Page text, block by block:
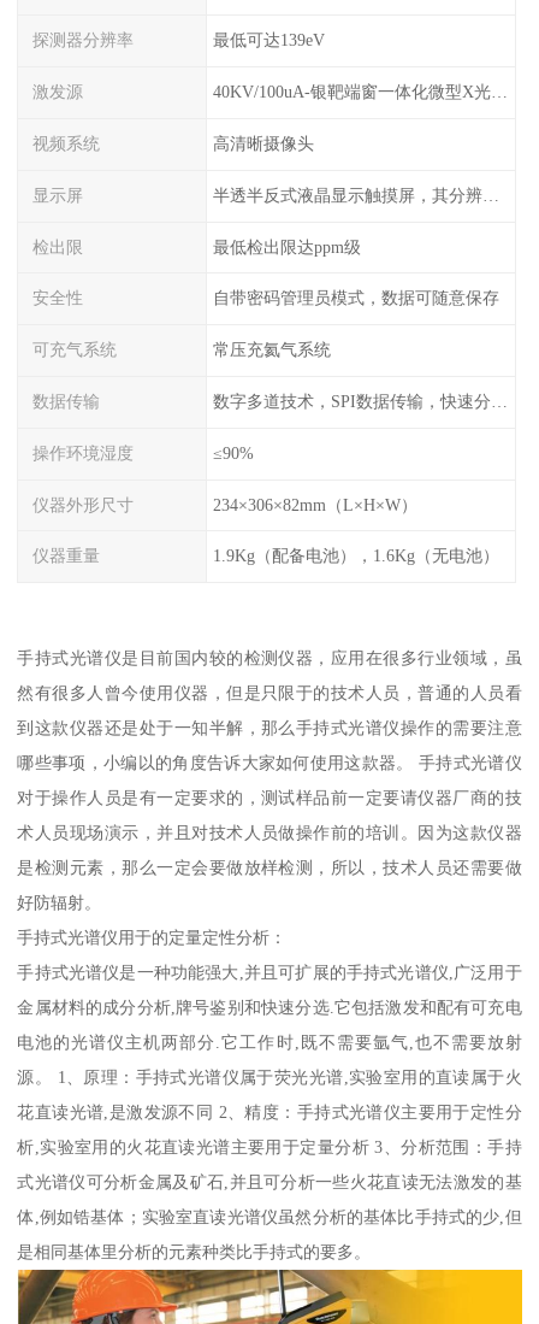
探测器分辨率 最低可达139eV
激发源 40KV/100uA-银靶端窗一体化微型X光管及高压电源
视频系统 高清晰摄像头
显示屏 半透半反式液晶显示触摸屏，其分辨率是640*480
检出限 最低检出限达ppm级
安全性 自带密码管理员模式，数据可随意保存
可充气系统 常压充氦气系统
数据传输
操作环境湿度 ≤90%
仪器外形尺寸 234×306×82mm（L×H×W）
仪器重量 1.9Kg（配备电池），1.6Kg（无电池）
手持式光谱仪是目前国内较的检测仪器，应用在很多行业领域，虽
然有很多人曾今使用仪器，但是只限于的技术人员，普通的人员看
到这款仪器还是处于一知半解，那么手持式光谱仪操作的需要注意
哪些事项，小编以的角度告诉大家如何使用这款器。 手持式光谱仪
对于操作人员是有一定要求的，测试样品前一定要请仪器厂商的技
术人员现场演示，并且对技术人员做操作前的培训。因为这款仪器
是检测元素，那么一定会要做放样检测，所以，技术人员还需要做
好防辐射。
手持式光谱仪用于的定量定性分析：
手持式光谱仪是一种功能强大,并且可扩展的手持式光谱仪,广泛用于
金属材料的成分分析,牌号鉴别和快速分选.它包括激发和配有可充电
电池的光谱仪主机两部分.它工作时,既不需要氩气,也不需要放射
源。 1、原理：手持式光谱仪属于荧光光谱,实验室用的直读属于火
花直读光谱,是激发源不同 2、精度：手持式光谱仪主要用于定性分
析,实验室用的火花直读光谱主要用于定量分析 3、分析范围：手持
式光谱仪可分析金属及矿石,并且可分析一些火花直读无法激发的基
体,例如锆基体；实验室直读光谱仪虽然分析的基体比手持式的少,但
是相同基体里分析的元素种类比手持式的要多。